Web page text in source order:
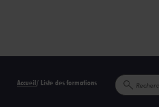
Accueil/ Liste des formations